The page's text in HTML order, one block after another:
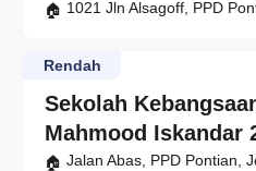
1021 Jln Alsagoff, PPD
Sekolah
Mahmood Iskandar
Rendah
Jalan Abas, PPD Pontian,